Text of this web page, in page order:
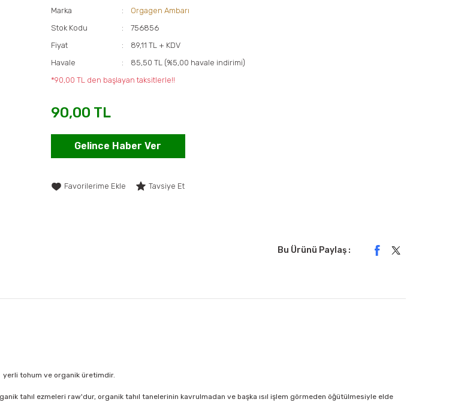
Marka
Orgagen Ambarı
Stok Kodu
756856
Fiyat
89,11 TL + KDV
Havale
85,50 TL (%5,00 havale indirimi)
*90,00 TL den başlayan taksitlerle!!
90,00 TL
Gelince Haber Ver
Tavsiye Et
Bu Ürünü Paylaş :
yerli tohum ve organik üretimdir.
tahıl ezmeleri raw'dur, organik tahıl tanelerinin kavrulmadan ve başka ısıl işlem görmeden öğütülmesiyle elde